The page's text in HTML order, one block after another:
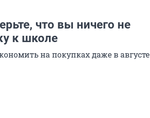
что вы ничего не
к школе
на покупках даже в августе